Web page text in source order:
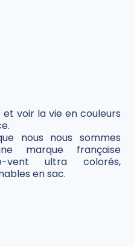
voir la vie en couleurs
nous nous sommes
marque française
vent ultra colorés,
en sac.